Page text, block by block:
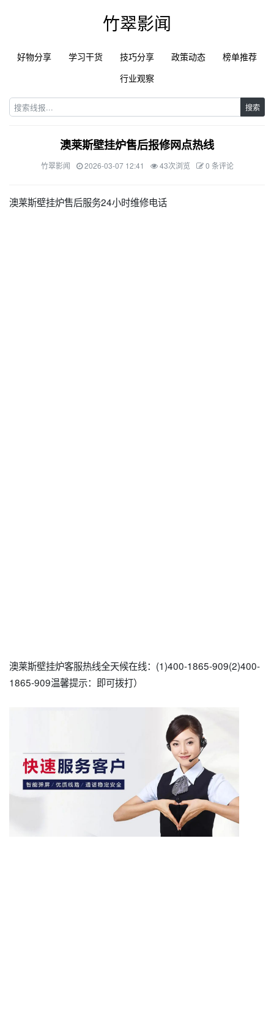
竹翠影闻
好物分享 学习干货 技巧分享 政策动态
榜单推荐
行业观察
搜索
澳莱斯壁挂炉售后报修网点热线
竹翠影闻 2026-03-07 12:41 43次浏览 0 条评论
澳莱斯壁挂炉售后服务24小时维修电话
澳莱斯壁挂炉客服热线全天候在线：(1)400-1865-909(2)400-
1865-909温馨提示：即可拨打）